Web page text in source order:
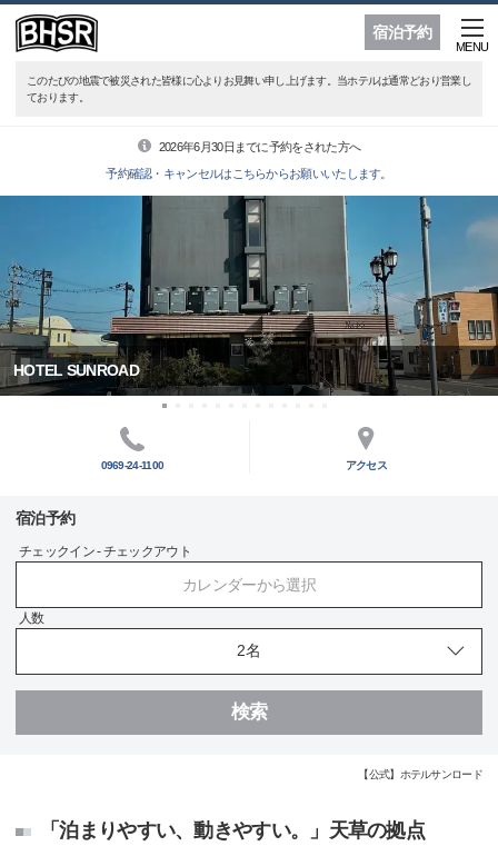
宿泊予約
MENU
このたびの地震で被災された皆様に心よりお見舞い申し上げます。当ホテルは通常どおり営業し
ております。
2026年6月30日までに予約をされた方へ
予約確認・キャンセルはこちらからお願いいたします。
HOTEL SUNROAD
0969-24-1100 アクセス
宿泊予約
チェックイン - チェックアウト
カレンダーから選択
人数
検索
【公式】ホテルサンロード
「泊まりやすい、動きやすい。」天草の拠点